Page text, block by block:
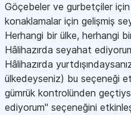
Göçebeler ve gurbetçiler
konaklamalar için gelişmiş
Herhangi bir ülke, herhangi
Hâlihazırda seyahat
Hâlihazırda
ülkedeyseniz) bu seçeneği
gümrük kontrolünden
ediyorum" seçeneğini